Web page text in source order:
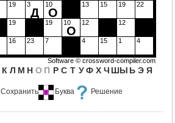
Сохранить Буква Решение
19 3
Д
10
О
13 15 19 22
19 19 10
О
12 12
16 23 7 4 15 1 4
К Л М Н О П Р С Т У Ф Х Ч ШЫ Ь Э Я
Software © crossword-compiler.com